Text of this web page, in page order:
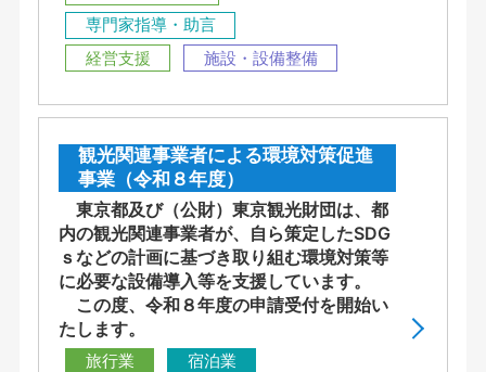
専門家指導・助言
経営支援
施設・設備整備
観光関連事業者による環境対策促進
事業（令和８年度）
東京都及び（公財）東京観光財団は、都
内の観光関連事業者が、自ら策定したSDG
ｓなどの計画に基づき取り組む環境対策等
に必要な設備導入等を支援しています。
この度、令和８年度の申請受付を開始い
たします。
旅行業
宿泊業